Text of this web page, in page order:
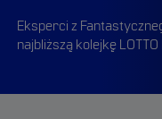
Eksperci z
najbliższą kolejkę